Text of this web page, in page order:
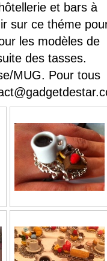
et bars à
sur ce théme
les modèles de
des tasses.
MUG. Pour tous